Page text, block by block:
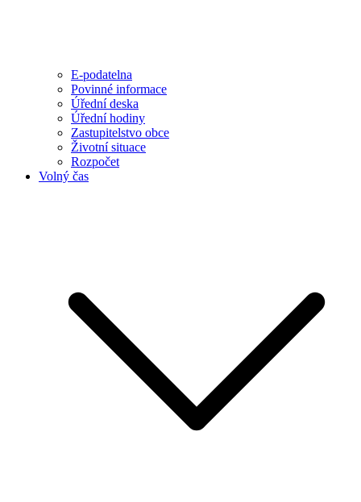
E-podatelna
Povinné informace
Úřední deska
Úřední hodiny
Zastupitelstvo obce
Životní situace
Rozpočet
Volný čas